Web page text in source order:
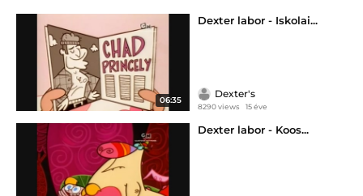
06:35
Dexter labor - Iskolai...
Dexter's
8290 views 15 éve
Dexter labor - Koos...